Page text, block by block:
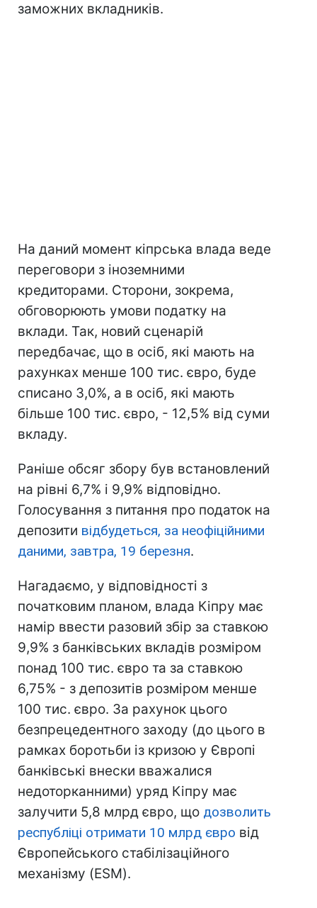
заможних вкладників.
На даний момент кіпрська влада веде
переговори з іноземними
кредиторами. Сторони, зокрема,
обговорюють умови податку на
вклади. Так, новий сценарій
передбачає, що в осіб, які мають на
рахунках менше 100 тис. євро, буде
списано 3,0%, а в осіб, які мають
більше 100 тис. євро, - 12,5% від суми
вкладу.
Раніше обсяг збору був встановлений
на рівні 6,7% і 9,9% відповідно.
Голосування з питання про податок на
депозити відбудеться, за неофіційними
даними, завтра, 19 березня.
Нагадаємо, у відповідності з
початковим планом, влада Кіпру має
намір ввести разовий збір за ставкою
9,9% з банківських вкладів розміром
понад 100 тис. євро та за ставкою
6,75% - з депозитів розміром менше
100 тис. євро. За рахунок цього
безпрецедентного заходу (до цього в
рамках боротьби із кризою у Європі
банківські внески вважалися
недоторканними) уряд Кіпру має
залучити 5,8 млрд євро, що дозволить
республіці отримати 10 млрд євро від
Європейського стабілізаційного
механізму (ESM).